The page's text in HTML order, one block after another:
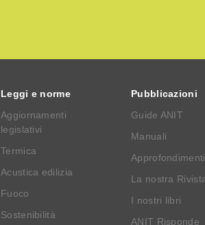
Leggi e norme
Aggiornamenti
legislativi
Termica
Acustica edilizia
Fuoco
Sostenibilità
Pubblicazioni
Guide ANIT
Manuali
Approfondimenti
La nostra
I nostri libri
ANIT Risponde